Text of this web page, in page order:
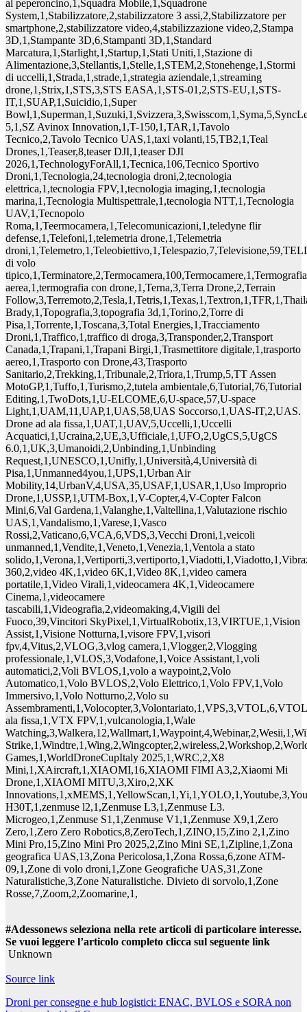
#Adessonews seleziona nella rete articoli di particolare interesse.
Se vuoi leggere l’articolo completo clicca sul seguente link
Unknown
Source link
Navigazione
Droni per consegne e hub logistici: ENAC, BVLOS e SORA non